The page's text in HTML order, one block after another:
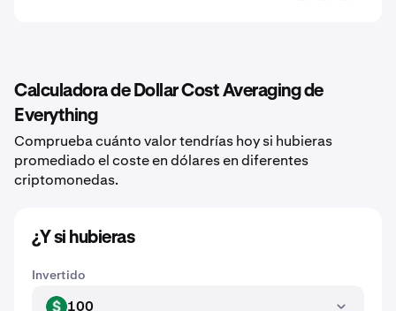
Calculadora de Dollar Cost Averaging de
Everything
Comprueba cuánto valor tendrías hoy si hubieras
promediado el coste en dólares en diferentes
criptomonedas.
¿Y si hubieras
Invertido
USD 100